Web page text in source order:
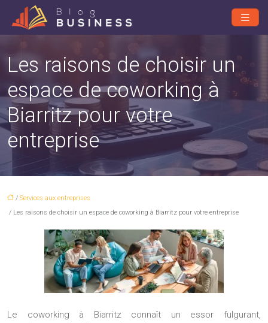
Les raisons de choisir un
espace de coworking à
Biarritz pour votre
entreprise
/ Services aux entreprises
/ Les raisons de choisir un espace de coworking à Biarritz pour votre entreprise
Le coworking à Biarritz connaît un essor fulgurant,